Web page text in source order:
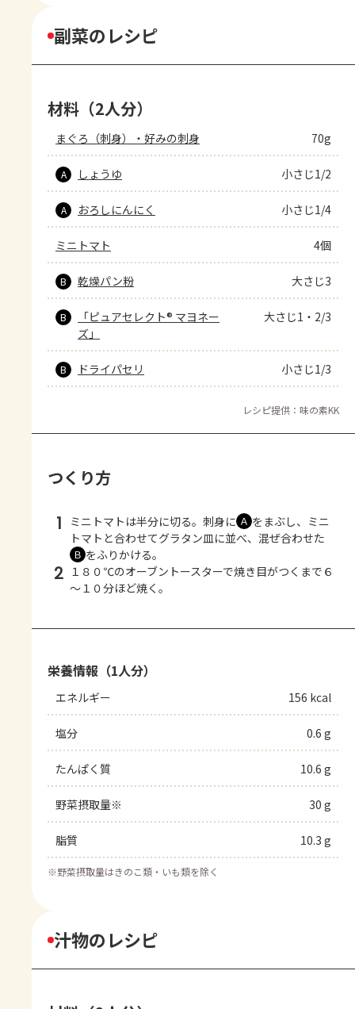
副菜のレシピ
材料（2人分）
まぐろ（刺身）・好みの刺身 70g
A しょうゆ 小さじ1/2
A おろしにんにく 小さじ1/4
ミニトマト 4個
B 乾燥パン粉 大さじ3
B
「ピュアセレクト® マヨネー
ズ」
大さじ1・2/3
B ドライパセリ 小さじ1/3
レシピ提供：味の素KK
つくり方
1 ミニトマトは半分に切る。刺身に Ａ をまぶし、ミニ
トマトと合わせてグラタン皿に並べ、混ぜ合わせた
Ｂ をふりかける。
2 １８０℃のオーブントースターで焼き目がつくまで６
～１０分ほど焼く。
栄養情報（1人分）
エネルギー 156 kcal
塩分 0.6 g
たんぱく質 10.6 g
野菜摂取量※ 30 g
脂質 10.3 g
※野菜摂取量はきのこ類・いも類を除く
汁物のレシピ